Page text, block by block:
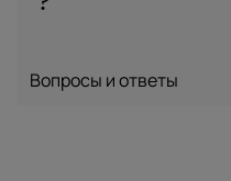
Вопросы и ответы